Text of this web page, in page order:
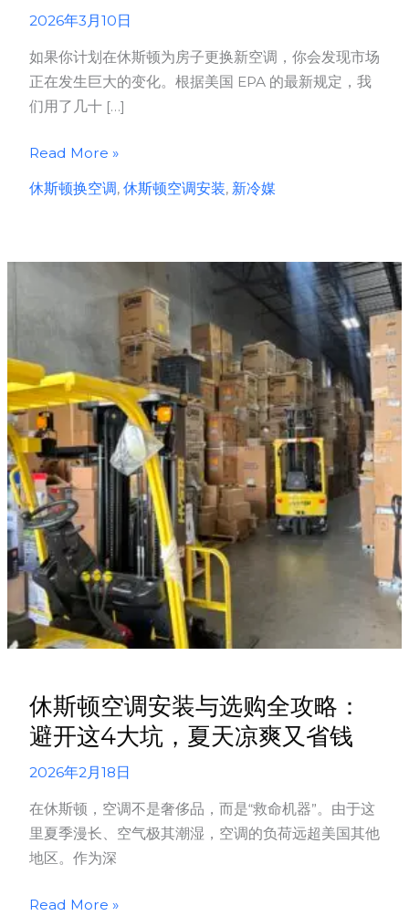
2026年3月10日
如果你计划在休斯顿为房子更换新空调，你会发现市场
正在发生巨大的变化。根据美国 EPA 的最新规定，我
们用了几十 […]
2026
斯
读：
R-
410A
时
代
终
结，
新
冷
媒
到
底
什
么？
Read More »
休斯顿换空调, 休斯顿空调安装, 新冷媒
休斯顿空调安装与选购全攻略：
避开这4大坑，夏天凉爽又省钱
2026年2月18日
在休斯顿，空调不是奢侈品，而是“救命机器”。由于这
里夏季漫长、空气极其潮湿，空调的负荷远超美国其他
地区。作为深
休
Read More »